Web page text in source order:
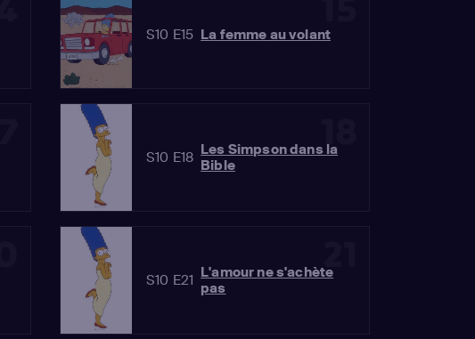
S10 E15 La femme au volant
18
S10 E18 Les Simpson dans la
Bible
21
S10 E21 L'amour ne s'achète
pas